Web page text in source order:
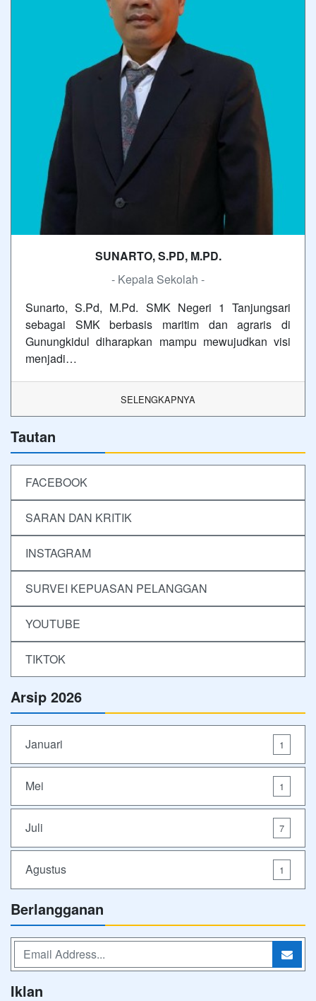
SUNARTO, S.PD, M.PD.
- Kepala Sekolah -
Sunarto, S.Pd, M.Pd. SMK Negeri 1 Tanjungsari
sebagai SMK berbasis maritim dan agraris di
Gunungkidul diharapkan mampu mewujudkan visi
menjadi…
SELENGKAPNYA
Tautan
FACEBOOK
SARAN DAN KRITIK
INSTAGRAM
SURVEI KEPUASAN PELANGGAN
YOUTUBE
TIKTOK
Arsip 2026
Januari 1
Mei 1
Juli 7
Agustus 1
Berlangganan
Iklan